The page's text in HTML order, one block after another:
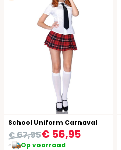
School Uniform Carnaval
€ 56,95
€ 67,95
Op voorraad